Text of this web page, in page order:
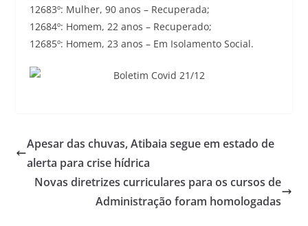
12683º: Mulher, 90 anos – Recuperada;
12684º: Homem, 22 anos – Recuperado;
12685º: Homem, 23 anos – Em Isolamento Social.
Apesar das chuvas, Atibaia segue em estado de
alerta para crise hídrica
Novas diretrizes curriculares para os cursos de
Administração foram homologadas